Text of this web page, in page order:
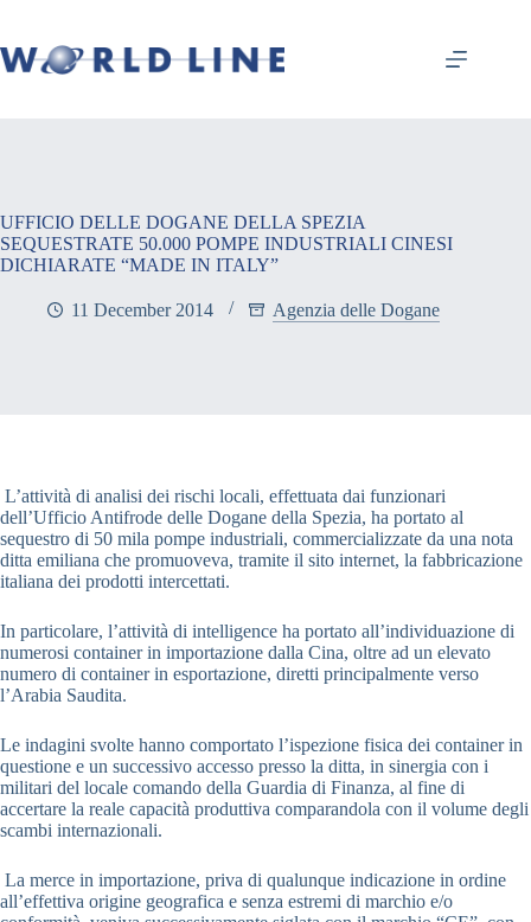
UFFICIO DELLE DOGANE DELLA SPEZIA
SEQUESTRATE 50.000 POMPE INDUSTRIALI CINESI
DICHIARATE “MADE IN ITALY”
11 December 2014 Agenzia delle Dogane
L’attività di analisi dei rischi locali, effettuata dai funzionari
dell’Ufficio Antifrode delle Dogane della Spezia, ha portato al
sequestro di 50 mila pompe industriali, commercializzate da una nota
ditta emiliana che promuoveva, tramite il sito internet, la fabbricazione
italiana dei prodotti intercettati.
In particolare, l’attività di intelligence ha portato all’individuazione di
numerosi container in importazione dalla Cina, oltre ad un elevato
numero di container in esportazione, diretti principalmente verso
l’Arabia Saudita.
Le indagini svolte hanno comportato l’ispezione fisica dei container in
questione e un successivo accesso presso la ditta, in sinergia con i
militari del locale comando della Guardia di Finanza, al fine di
accertare la reale capacità produttiva comparandola con il volume degli
scambi internazionali.
La merce in importazione, priva di qualunque indicazione in ordine
all’effettiva origine geografica e senza estremi di marchio e/o